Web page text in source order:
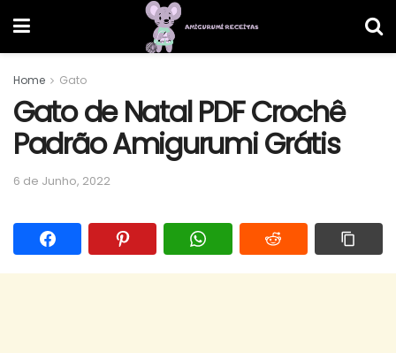
Home Gato
Gato de Natal PDF Crochê
Padrão Amigurumi Grátis
6 de Junho, 2022